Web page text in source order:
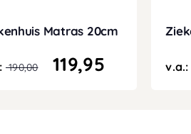
Matras 20cm
190,00 119,95 v.a.: